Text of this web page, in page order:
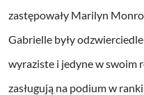
zastępowały Marilyn
Gabrielle były
wyraziste i jedyne w swoim
zasługują na podium w